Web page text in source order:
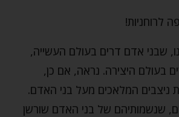
לרוחניות!
שבני אדם דרים בעולם העשייה,
בעולם היצירה. נראה, אם כן,
ניצבים המלאכים מעל בני האדם.
שנשמותיהם של בני האדם שורשן